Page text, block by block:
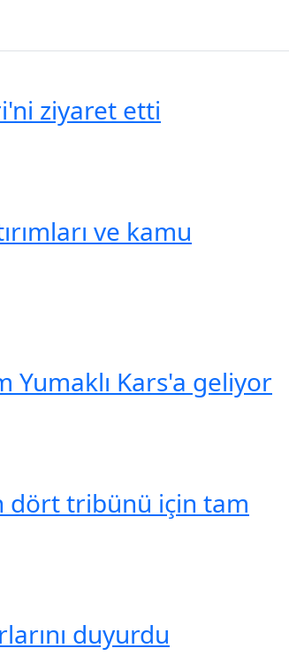
ziyaret etti
ve kamu
Yumaklı Kars'a geliyor
dört tribünü için tam
duyurdu